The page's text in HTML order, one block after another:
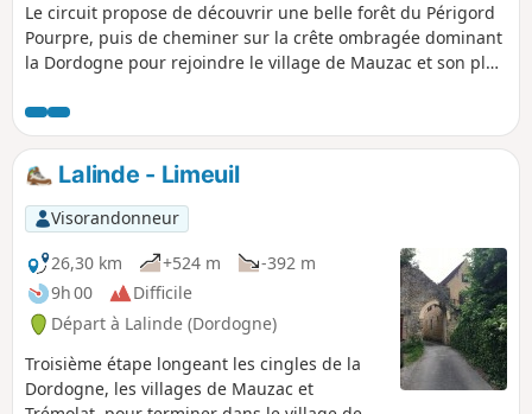
Le circuit propose de découvrir une belle forêt du Périgord
Pourpre, puis de cheminer sur la crête ombragée dominant
la Dordogne pour rejoindre le village de Mauzac et son plan
suite consiste à longer cette rivière sur une route peu
fréquentée offrant de beaux points de vue sur Badefols.
Lalinde - Limeuil
Visorandonneur
26,30 km
+524 m
-392 m
9h 00
Difficile
Départ à Lalinde (Dordogne)
Troisième étape longeant les cingles de la
Dordogne, les villages de Mauzac et